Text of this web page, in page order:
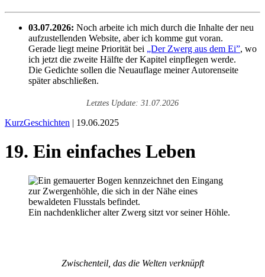
03.07.2026: Noch arbeite ich mich durch die Inhalte der neu
aufzustellenden Website, aber ich komme gut voran.
Gerade liegt meine Priorität bei „Der Zwerg aus dem Ei”, wo
ich jetzt die zweite Hälfte der Kapitel einpflegen werde.
Die Gedichte sollen die Neuauflage meiner Autorenseite
später abschließen.
Letztes Update: 31.07.2026
KurzGeschichten | 19.06.2025
19. Ein einfaches Leben
Ein nachdenklicher alter Zwerg sitzt vor seiner Höhle.
Zwischenteil, das die Welten verknüpft